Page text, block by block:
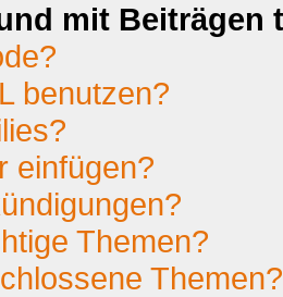
mit Beiträgen
benutzen?
einfügen?
Themen?
Themen?